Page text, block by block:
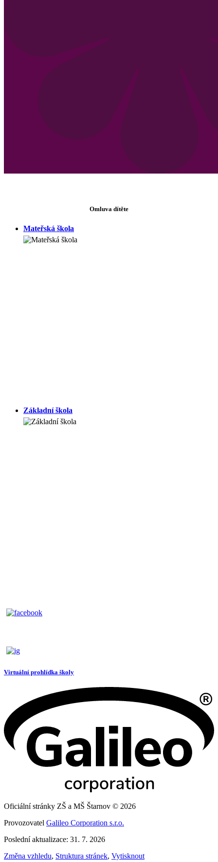
Omluva dítěte
Mateřská škola
Základní škola
Virtuální prohlídka školy
Oficiální stránky ZŠ a MŠ Štarnov © 2026
Provozovatel Galileo Corporation s.r.o.
Poslední aktualizace: 31. 7. 2026
Změna vzhledu, Struktura stránek, Vytisknout